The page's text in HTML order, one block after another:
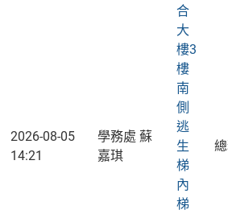
2026-08-05
14:21
學務處 蘇
嘉琪
合
大
樓3
樓
南
側
逃
生
梯
內
梯